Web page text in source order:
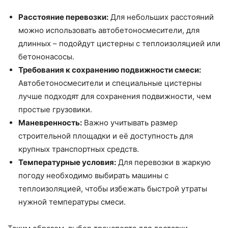
Расстояние перевозки: Для небольших расстояний
можно использовать автобетоносмесители, для
длинных – подойдут цистерны с теплоизоляцией или
бетононасосы.
Требования к сохранению подвижности смеси:
Автобетоносмесители и специальные цистерны
лучше подходят для сохранения подвижности, чем
простые грузовики.
Маневренность: Важно учитывать размер
строительной площадки и её доступность для
крупных транспортных средств.
Температурные условия: Для перевозки в жаркую
погоду необходимо выбирать машины с
теплоизоляцией, чтобы избежать быстрой утраты
нужной температуры смеси.